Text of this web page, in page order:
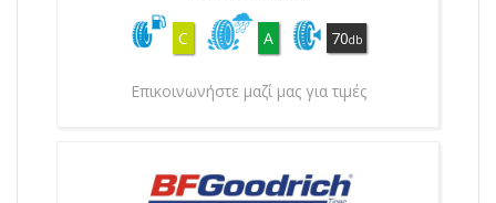
C A 70db
Επικοινωνήστε μαζί μας για τιμές